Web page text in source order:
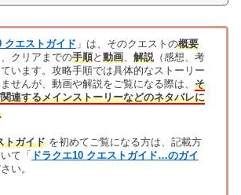
クエストガイド 」は、そのクエストの概要
、クリアまでの手順と 動画、 解説（感想、考
います。攻略手順では具体的なストーリー
せんが、動画や解説をご覧になる際は、 そ
連するメインストーリーなどのネタバレに
トガイドを初めてご覧になる方は、記載方
て「
ドラクエ10 クエストガイド…のガイ
い。